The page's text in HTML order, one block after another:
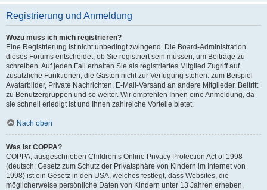
Registrierung und Anmeldung
Wozu muss ich mich registrieren?
Eine Registrierung ist nicht unbedingt zwingend. Die Board-Administration
dieses Forums entscheidet, ob Sie registriert sein müssen, um Beiträge zu
schreiben. Auf jeden Fall erhalten Sie als registriertes Mitglied Zugriff auf
zusätzliche Funktionen, die Gästen nicht zur Verfügung stehen: zum Beispiel
Avatarbilder, Private Nachrichten, E-Mail-Versand an andere Mitglieder, Beitritt
zu Benutzergruppen und so weiter. Wir empfehlen Ihnen eine Anmeldung, da
sie schnell erledigt ist und Ihnen zahlreiche Vorteile bietet.
Nach oben
Was ist COPPA?
COPPA, ausgeschrieben Children’s Online Privacy Protection Act of 1998
(deutsch: Gesetz zum Schutz der Privatsphäre von Kindern im Internet von
1998) ist ein Gesetz in den USA, welches festlegt, dass Websites, die
möglicherweise persönliche Daten von Kindern unter 13 Jahren erheben,